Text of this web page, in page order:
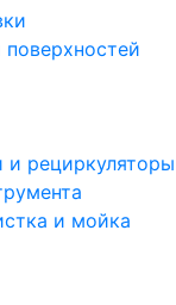
и рециркуляторы
и мойка